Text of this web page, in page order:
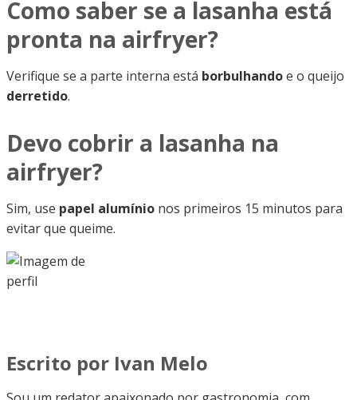
Como saber se a lasanha está
pronta na airfryer?
Verifique se a parte interna está borbulhandoe o queijo
derretido.
Devo cobrir a lasanha na
airfryer?
Sim, use papel alumínio nos primeiros 15 minutos para
evitar que queime.
Escrito por Ivan Melo